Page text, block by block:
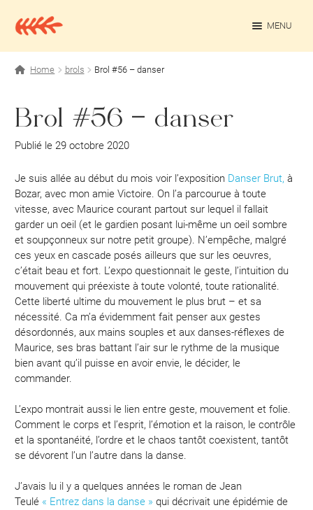
à
au
MENU
Projets personnels
Home brols Brol #56 – danser
Brol #56 – danser
Publié le 29 octobre 2020
Je suis allée au début du mois voir l’exposition Danser Brut, à
Bozar, avec mon amie Victoire. On l’a parcourue à toute
vitesse, avec Maurice courant partout sur lequel il fallait
garder un oeil (et le gardien posant lui-même un oeil sombre
et soupçonneux sur notre petit groupe). N’empêche, malgré
ces yeux en cascade posés ailleurs que sur les oeuvres,
c’était beau et fort. L’expo questionnait le geste, l’intuition du
mouvement qui préexiste à toute volonté, toute rationalité.
Cette liberté ultime du mouvement le plus brut – et sa
nécessité. Ca m’a évidemment fait penser aux gestes
désordonnés, aux mains souples et aux danses-réflexes de
Maurice, ses bras battant l’air sur le rythme de la musique
bien avant qu’il puisse en avoir envie, le décider, le
commander.
L’expo montrait aussi le lien entre geste, mouvement et folie.
Comment le corps et l’esprit, l’émotion et la raison, le contrôle
et la spontanéité, l’ordre et le chaos tantôt coexistent, tantôt
se dévorent l’un l’autre dans la danse.
J’avais lu il y a quelques années le roman de Jean
Teulé « Entrez dans la danse » qui décrivait une épidémie de